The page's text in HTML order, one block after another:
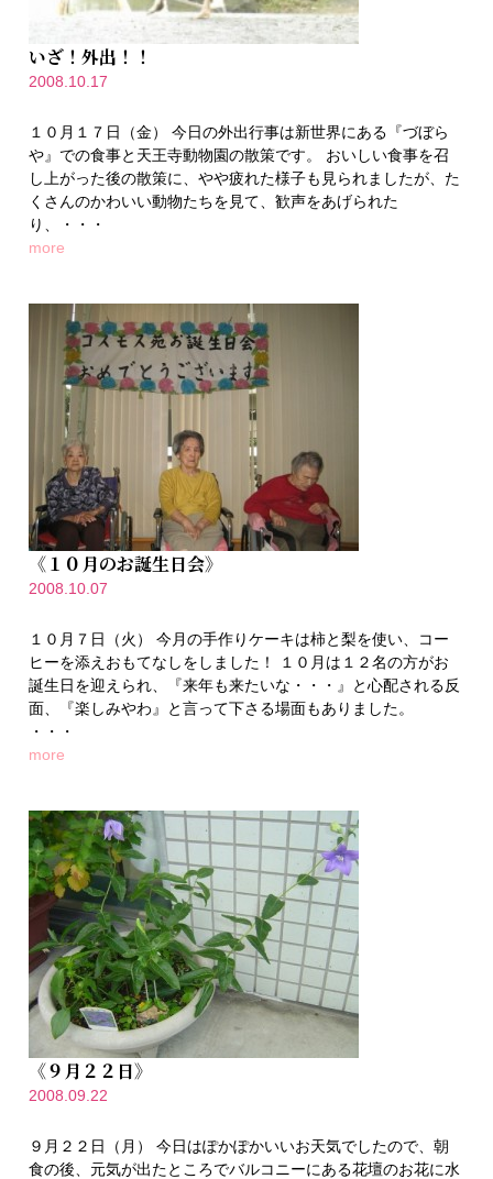
いざ！外出！！
2008.10.17
１０月１７日（金） 今日の外出行事は新世界にある『づぼら
や』での食事と天王寺動物園の散策です。 おいしい食事を召
し上がった後の散策に、やや疲れた様子も見られましたが、た
くさんのかわいい動物たちを見て、歓声をあげられた
り、・・・
more
《１０月のお誕生日会》
2008.10.07
１０月７日（火） 今月の手作りケーキは柿と梨を使い、コー
ヒーを添えおもてなしをしました！ １０月は１２名の方がお
誕生日を迎えられ、『来年も来たいな・・・』と心配される反
面、『楽しみやわ』と言って下さる場面もありました。
・・・
more
《９月２２日》
2008.09.22
９月２２日（月） 今日はぽかぽかいいお天気でしたので、朝
食の後、元気が出たところでバルコニーにある花壇のお花に水